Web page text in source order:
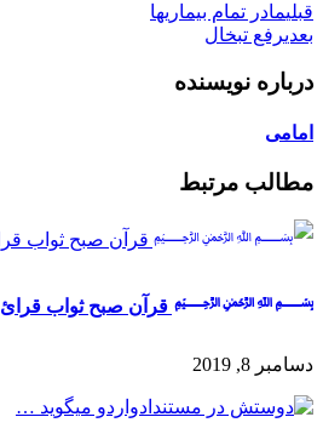
قبلیمادر تمام بیماریها
بعدیرفع تبخال
درباره نویسنده
امامی
مطالب مرتبط
﷽ قرآن صبح ثواب قرائ
دسامبر 8, 2019